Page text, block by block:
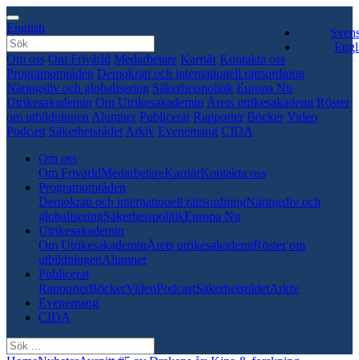
English
Om oss Om Frivärld Medarbetare Karriär Kontakta oss
Programområden Demokrati och internationell rättsordning
Näringsliv och globalisering Säkerhetspolitik Europa Nu
Utrikesakademin Om Utrikesakademin Årets utrikesakademi Röster
om utbildningen Alumner Publicerat Rapporter Böcker Video
Podcast Säkerhetsrådet Arkiv Evenemang CIDA
Om oss
Om FrivärldMedarbetareKarriärKontakta oss
Programområden
Demokrati och internationell rättsordningNäringsliv och
globaliseringSäkerhetspolitikEuropa Nu
Utrikesakademin
Om UtrikesakademinÅrets utrikesakademiRöster om
utbildningenAlumner
Publicerat
RapporterBöckerVideoPodcastSäkerhetsrådetArkiv
Evenemang
CIDA